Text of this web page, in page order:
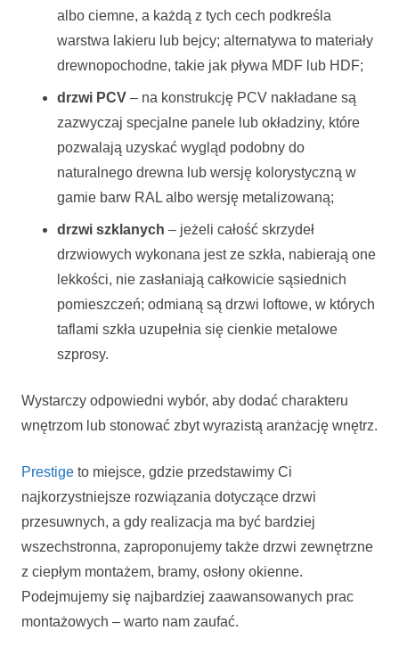
albo ciemne, a każdą z tych cech podkreśla
warstwa lakieru lub bejcy; alternatywa to materiały
drewnopochodne, takie jak pływa MDF lub HDF;
drzwi PCV – na konstrukcję PCV nakładane są
zazwyczaj specjalne panele lub okładziny, które
pozwalają uzyskać wygląd podobny do
naturalnego drewna lub wersję kolorystyczną w
gamie barw RAL albo wersję metalizowaną;
drzwi szklanych – jeżeli całość skrzydeł
drzwiowych wykonana jest ze szkła, nabierają one
lekkości, nie zasłaniają całkowicie sąsiednich
pomieszczeń; odmianą są drzwi loftowe, w których
taflami szkła uzupełnia się cienkie metalowe
szprosy.
Wystarczy odpowiedni wybór, aby dodać charakteru
wnętrzom lub stonować zbyt wyrazistą aranżację wnętrz.
Prestige to miejsce, gdzie przedstawimy Ci
najkorzystniejsze rozwiązania dotyczące drzwi
przesuwnych, a gdy realizacja ma być bardziej
wszechstronna, zaproponujemy także drzwi zewnętrzne
z ciepłym montażem, bramy, osłony okienne.
Podejmujemy się najbardziej zaawansowanych prac
montażowych – warto nam zaufać.